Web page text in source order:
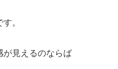
。
が見えるのならば